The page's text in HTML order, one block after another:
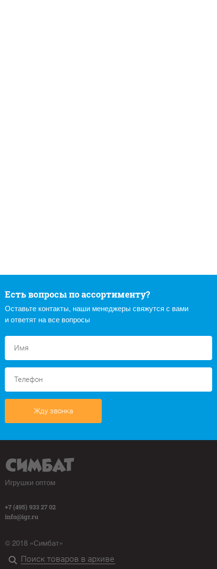
Есть вопросы по ассортименту?
Оставьте контакты, наши менеджеры свяжутся с вами
и ответят на все вопросы
Жду звонка
Игрушки оптом
+7 (495) 933 27 02
info@igr.ru
© 2018 «Симбат»